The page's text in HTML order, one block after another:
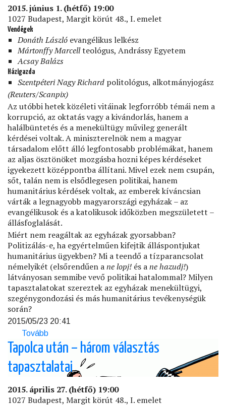
2015. június 1. (hétfő) 19:00
1027 Budapest, Margit körút 48., I. emelet
Vendégek
Donáth László evangélikus lelkész
Mártonffy Marcellteológus, Andrássy Egyetem
Acsay Balázs
Házigazda
Szentpéteri Nagy Richard politológus, alkotmányjogász
(Reuters/Scanpix)
Az utóbbi hetek közéleti vitáinak legforróbb témái nem a
korrupció, az oktatás vagy a kivándorlás, hanem a
halálbüntetés és a menekültügy művileg generált
kérdései voltak. A miniszterelnök nem a magyar
társadalom előtt álló legfontosabb problémákat, hanem
az aljas ösztönöket mozgásba hozni képes kérdéseket
igyekezett középpontba állítani. Mivel ezek nem csupán,
sőt, talán nem is elsődlegesen politikai, hanem
humanitárius kérdések voltak, az emberek kíváncsian
várták a legnagyobb magyarországi egyházak – az
evangélikusok és a katolikusok időközben megszületett –
állásfoglalását.
Miért nem reagáltak az egyházak gyorsabban?
Politizálás-e, ha egyértelműen kifejtik álláspontjukat
humanitárius ügyekben? Mi a teendő a tízparancsolat
némelyikét (elsőrendűen ane lopj! és ane hazudj!)
látványosan semmibe vevő politikai hatalommal? Milyen
tapasztalatokat szereztek az egyházak menekültügyi,
szegénygondozási és más humanitárius tevékenységük
során?
2015/05/23 20:41
Tovább
halálbüntetés,
szegénység
és
keresztény
egyházak)
Tapolca után – három választás
tapasztalatai
2015. április 27. (hétfő) 19:00
1027 Budapest, Margit körút 48., I. emelet